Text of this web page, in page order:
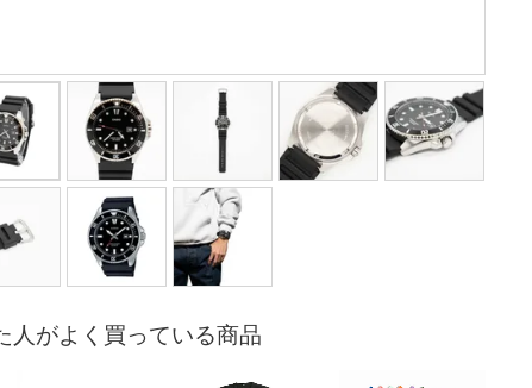
人がよく買っている商品